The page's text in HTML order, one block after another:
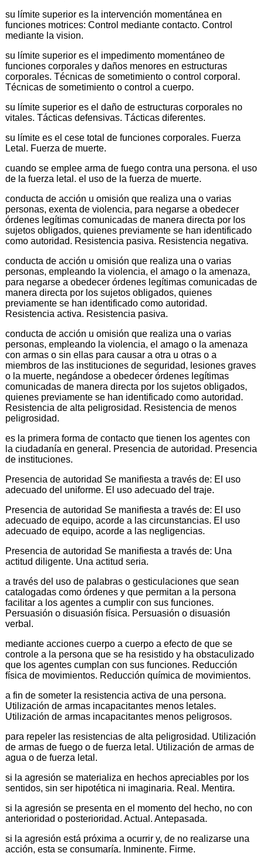
su límite superior es la intervención momentánea en
funciones motrices: Control mediante contacto. Control
mediante la vision.
su límite superior es el impedimento momentáneo de
funciones corporales y daños menores en estructuras
corporales. Técnicas de sometimiento o control corporal.
Técnicas de sometimiento o control a cuerpo.
su límite superior es el daño de estructuras corporales no
vitales. Tácticas defensivas. Tácticas diferentes.
su límite es el cese total de funciones corporales. Fuerza
Letal. Fuerza de muerte.
cuando se emplee arma de fuego contra una persona. el uso
de la fuerza letal. el uso de la fuerza de muerte.
conducta de acción u omisión que realiza una o varias
personas, exenta de violencia, para negarse a obedecer
órdenes legítimas comunicadas de manera directa por los
sujetos obligados, quienes previamente se han identificado
como autoridad. Resistencia pasiva. Resistencia negativa.
conducta de acción u omisión que realiza una o varias
personas, empleando la violencia, el amago o la amenaza,
para negarse a obedecer órdenes legítimas comunicadas de
manera directa por los sujetos obligados, quienes
previamente se han identificado como autoridad.
Resistencia activa. Resistencia pasiva.
conducta de acción u omisión que realiza una o varias
personas, empleando la violencia, el amago o la amenaza
con armas o sin ellas para causar a otra u otras o a
miembros de las instituciones de seguridad, lesiones graves
o la muerte, negándose a obedecer órdenes legítimas
comunicadas de manera directa por los sujetos obligados,
quienes previamente se han identificado como autoridad.
Resistencia de alta peligrosidad. Resistencia de menos
peligrosidad.
es la primera forma de contacto que tienen los agentes con
la ciudadanía en general. Presencia de autoridad. Presencia
de instituciones.
Presencia de autoridad Se manifiesta a través de: El uso
adecuado del uniforme. El uso adecuado del traje.
Presencia de autoridad Se manifiesta a través de: El uso
adecuado de equipo, acorde a las circunstancias. El uso
adecuado de equipo, acorde a las negligencias.
Presencia de autoridad Se manifiesta a través de: Una
actitud diligente. Una actitud seria.
a través del uso de palabras o gesticulaciones que sean
catalogadas como órdenes y que permitan a la persona
facilitar a los agentes a cumplir con sus funciones.
Persuasión o disuasión física. Persuasión o disuasión
verbal.
mediante acciones cuerpo a cuerpo a efecto de que se
controle a la persona que se ha resistido y ha obstaculizado
que los agentes cumplan con sus funciones. Reducción
física de movimientos. Reducción química de movimientos.
a fin de someter la resistencia activa de una persona.
Utilización de armas incapacitantes menos letales.
Utilización de armas incapacitantes menos peligrosos.
para repeler las resistencias de alta peligrosidad. Utilización
de armas de fuego o de fuerza letal. Utilización de armas de
agua o de fuerza letal.
si la agresión se materializa en hechos apreciables por los
sentidos, sin ser hipotética ni imaginaria. Real. Mentira.
si la agresión se presenta en el momento del hecho, no con
anterioridad o posterioridad. Actual. Antepasada.
si la agresión está próxima a ocurrir y, de no realizarse una
acción, esta se consumaría. Inminente. Firme.